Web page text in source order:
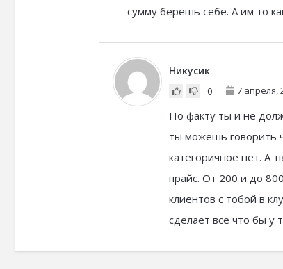
сумму берешь себе. А им то
Никусик
0 7 апреля,
По факту ты и не
ты можешь говорить
категоричное нет. А
прайс. От 200 и до
клиентов с тобой в
сделает все что бы у